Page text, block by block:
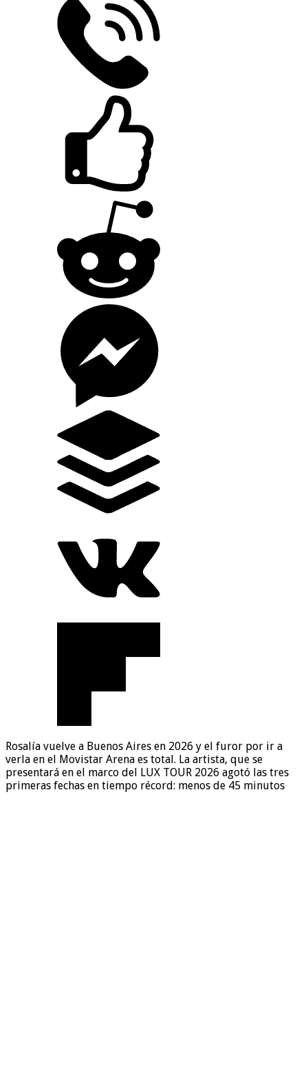
Rosalía vuelve a Buenos Aires en 2026 y el furor por ir a
verla en el Movistar Arena es total. La artista, que se
presentará en el marco del LUX TOUR 2026 agotó las tres
primeras fechas en tiempo récord: menos de 45 minutos